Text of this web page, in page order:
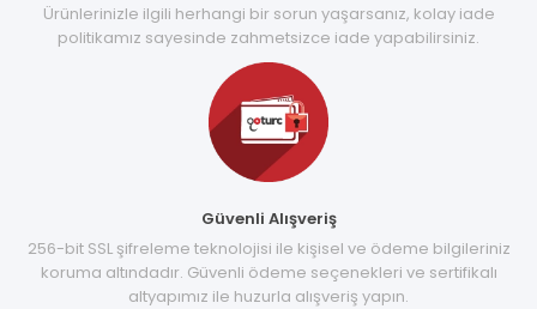
Ürünlerinizle ilgili herhangi bir sorun yaşarsanız, kolay iade
politikamız sayesinde zahmetsizce iade yapabilirsiniz.
Güvenli Alışveriş
256-bit SSL şifreleme teknolojisi ile kişisel ve ödeme bilgileriniz
koruma altındadır. Güvenli ödeme seçenekleri ve sertifikalı
altyapımız ile huzurla alışveriş yapın.